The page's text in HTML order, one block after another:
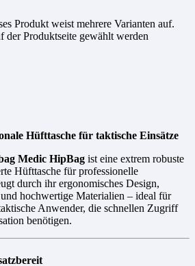
Produkt weist mehrere Varianten auf.
der Produktseite gewählt werden
Hüfttasche für taktische Einsätze
Medic HipBag ist eine extrem robuste
Hüfttasche für professionelle
durch ihr ergonomisches Design,
hochwertige Materialien – ideal für
Anwender, die schnellen Zugriff
benötigen.